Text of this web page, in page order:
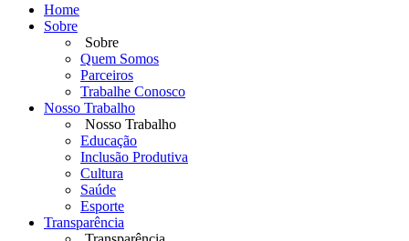
Home
Sobre
Sobre
Quem Somos
Parceiros
Trabalhe Conosco
Nosso Trabalho
Nosso Trabalho
Educação
Inclusão Produtiva
Cultura
Saúde
Esporte
Transparência